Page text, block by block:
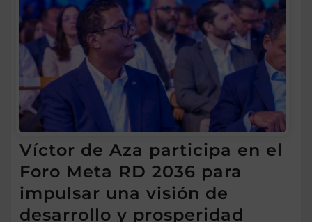
Víctor de Aza participa en el
Foro Meta RD 2036 para
impulsar una visión de
desarrollo y prosperidad